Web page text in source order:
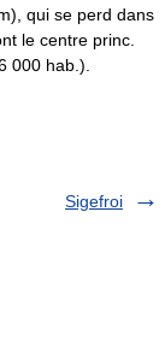
qui se perd dans
le centre princ.
000 hab.).
Sigefroi